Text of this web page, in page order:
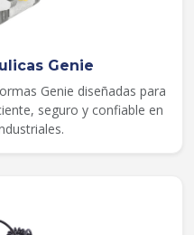
Genie
Genie diseñadas para
seguro y confiable en